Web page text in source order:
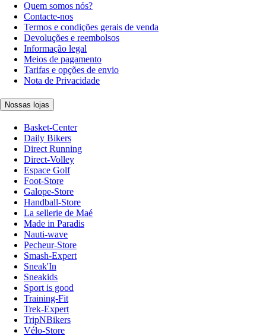
Quem somos nós?
Contacte-nos
Termos e condições gerais de venda
Devoluções e reembolsos
Informação legal
Meios de pagamento
Tarifas e opções de envio
Nota de Privacidade
Nossas lojas
Basket-Center
Daily Bikers
Direct Running
Direct-Volley
Espace Golf
Foot-Store
Galope-Store
Handball-Store
La sellerie de Maé
Made in Paradis
Nauti-wave
Pecheur-Store
Smash-Expert
Sneak'In
Sneakids
Sport is good
Training-Fit
Trek-Expert
TripNBikers
Vélo-Store